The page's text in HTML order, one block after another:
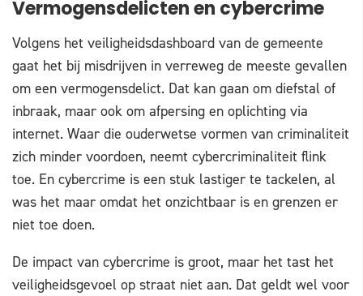
Vermogensdelicten en cybercrime
Volgens het veiligheidsdashboard van de gemeente
gaat het bij misdrijven in verreweg de meeste gevallen
om een vermogensdelict. Dat kan gaan om diefstal of
inbraak, maar ook om afpersing en oplichting via
internet. Waar die ouderwetse vormen van criminaliteit
zich minder voordoen, neemt cybercriminaliteit flink
toe. En cybercrime is een stuk lastiger te tackelen, al
was het maar omdat het onzichtbaar is en grenzen er
niet toe doen.
De impact van cybercrime is groot, maar het tast het
veiligheidsgevoel op straat niet aan. Dat geldt wel voor